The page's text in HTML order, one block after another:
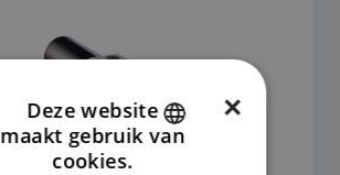
ENGLISH
×
Deze website
maakt gebruik van
cookies.